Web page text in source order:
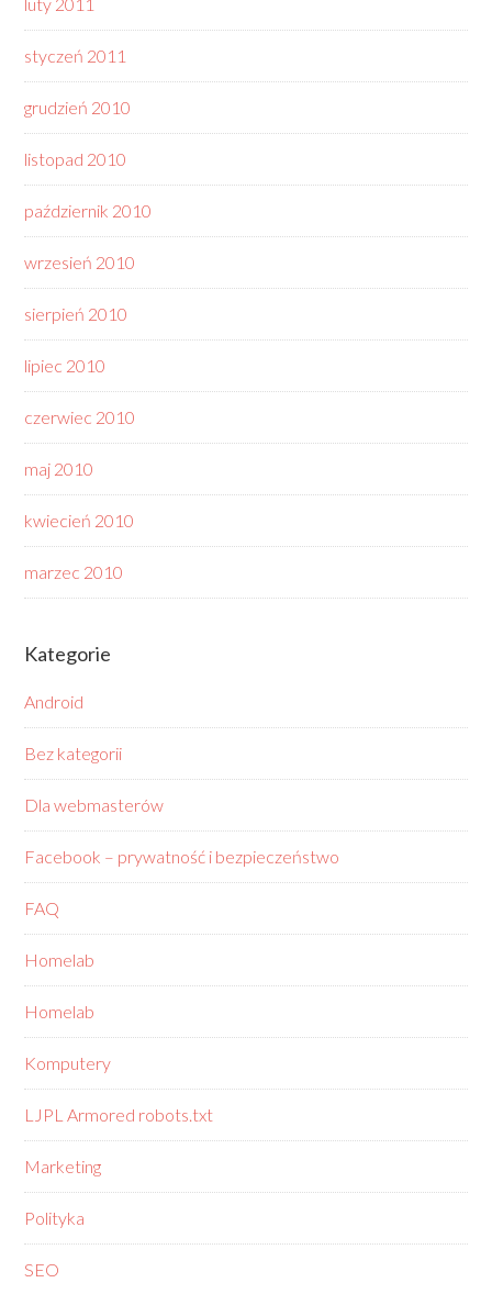
styczeń 2011
grudzień 2010
listopad 2010
październik 2010
wrzesień 2010
sierpień 2010
lipiec 2010
czerwiec 2010
maj 2010
kwiecień 2010
marzec 2010
Kategorie
Android
Bez kategorii
Dla webmasterów
Facebook – prywatność i bezpieczeństwo
FAQ
Homelab
Homelab
Komputery
LJPL Armored robots.txt
Marketing
Polityka
SEO